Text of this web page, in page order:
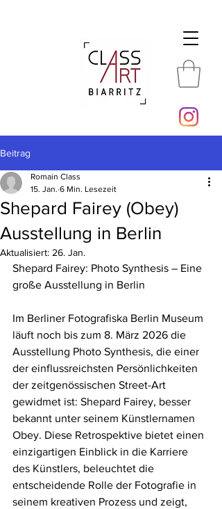
Beitrag
Shepard Fairey (Obey)
Ausstellung in Berlin
Romain Class
15. Jan. 6 Min. Lesezeit
Aktualisiert: 26. Jan.
Shepard Fairey: Photo Synthesis – Eine
große Ausstellung in Berlin
Im Berliner Fotografiska Berlin Museum
läuft noch bis zum 8. März 2026 die
Ausstellung Photo Synthesis, die einer
der einflussreichsten Persönlichkeiten
der zeitgenössischen Street-Art
gewidmet ist: Shepard Fairey, besser
bekannt unter seinem Künstlernamen
Obey. Diese Retrospektive bietet einen
einzigartigen Einblick in die Karriere
des Künstlers, beleuchtet die
entscheidende Rolle der Fotografie in
seinem kreativen Prozess und zeigt,